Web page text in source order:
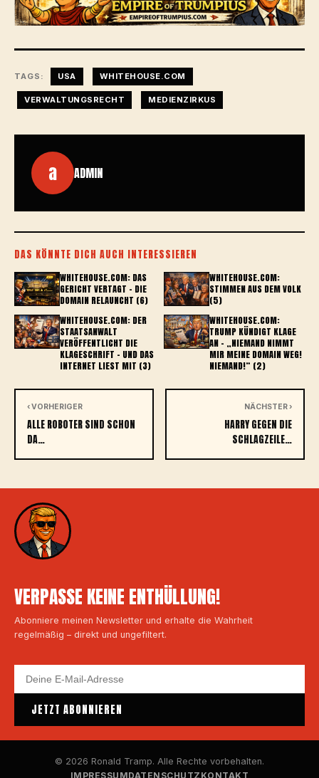
TAGS: USA WHITEHOUSE.COM
VERWALTUNGSRECHT MEDIENZIRKUS
a ADMIN
DAS KÖNNTE DICH AUCH INTERESSIEREN
WHITEHOUSE.COM: DAS
GERICHT VERTAGT – DIE
DOMAIN RELAUNCHT (6)
WHITEHOUSE.COM:
STIMMEN AUS DEM VOLK
(5)
WHITEHOUSE.COM: DER
STAATSANWALT
VERÖFFENTLICHT DIE
KLAGESCHRIFT – UND DAS
INTERNET LIEST MIT (3)
WHITEHOUSE.COM:
TRUMP KÜNDIGT KLAGE
AN - „NIEMAND NIMMT
MIR MEINE DOMAIN WEG!
NIEMAND!“ (2)
‹ VORHERIGER
ALLE ROBOTER SIND SCHON
DA…
NÄCHSTER ›
HARRY GEGEN DIE
SCHLAGZEILE…
VERPASSE KEINE ENTHÜLLUNG!
Abonniere meinen Newsletter und erhalte die Wahrheit
regelmäßig – direkt und ungefiltert.
JETZT ABONNIEREN
© 2026 Ronald Tramp. Alle Rechte vorbehalten.
IMPRESSUMDATENSCHUTZ KONTAKT